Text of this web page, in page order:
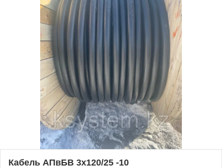
Кабель АПвБВ 3х120/25 -10